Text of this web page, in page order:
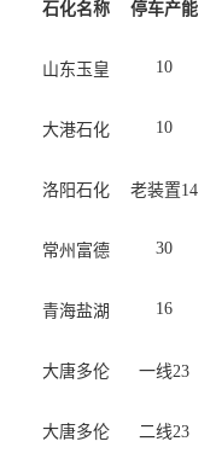
石化名称 停车产能
山东玉皇 10
大港石化 10
洛阳石化 老装置14
常州富德 30
青海盐湖 16
大唐多伦 一线23
大唐多伦 二线23